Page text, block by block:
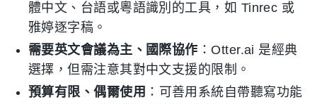
體中文、台語或粵語識別的工具，如 Tinrec 或
雅婷逐字稿。
需要英文會議為主、國際協作 ：Otter.ai 是經典
選擇，但需注意其對中文支援的限制。
預算有限、偶爾使用 ：可善用系統自帶聽寫功能